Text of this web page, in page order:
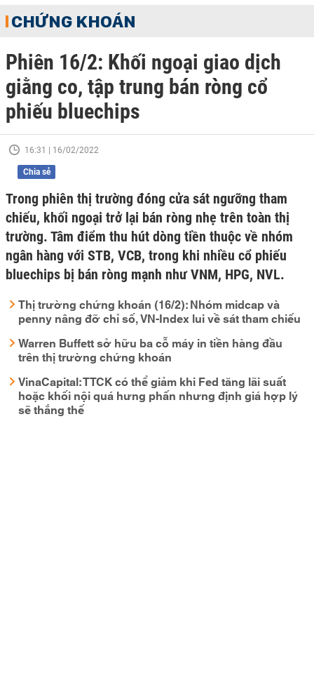
CHỨNG KHOÁN
Phiên 16/2: Khối ngoại giao dịch
giằng co, tập trung bán ròng cổ
phiếu bluechips
16:31 | 16/02/2022
Chia sẻ
Trong phiên thị trường đóng cửa sát ngưỡng tham
chiếu, khối ngoại trở lại bán ròng nhẹ trên toàn thị
trường. Tâm điểm thu hút dòng tiền thuộc về nhóm
ngân hàng với STB, VCB, trong khi nhiều cổ phiếu
bluechips bị bán ròng mạnh như VNM, HPG, NVL.
Thị trường chứng khoán (16/2): Nhóm midcap và
penny nâng đỡ chỉ số, VN-Index lui về sát tham chiếu
Warren Buffett sở hữu ba cỗ máy in tiền hàng đầu
trên thị trường chứng khoán
VinaCapital: TTCK có thể giảm khi Fed tăng lãi suất
hoặc khối nội quá hưng phấn nhưng định giá hợp lý
sẽ thắng thế